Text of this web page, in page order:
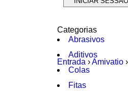
Categorias
Abrasivos
Aditivos
Colas
Fitas
Entrada ›Amivatio ›